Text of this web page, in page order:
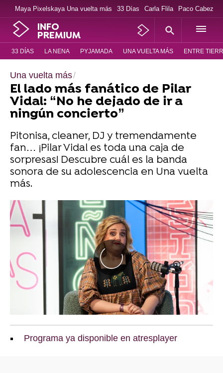
Maya Pixelskaya Una vuelta más 33 Días Carla Flila Paco Cabezas
INFO
PREMIUM
33 DÍAS LA NENA PYJAMADA UNA VUELTA MÁS ENTRE
Una vuelta más
El lado más fanático de Pilar
Vidal: “No he dejado de ir a
ningún concierto”
Pitonisa, cleaner, DJ y tremendamente
fan… ¡Pilar Vidal es toda una caja de
sorpresas! Descubre cuál es la banda
sonora de su adolescencia en Una vuelta
más.
Programa ya disponible en atresplayer